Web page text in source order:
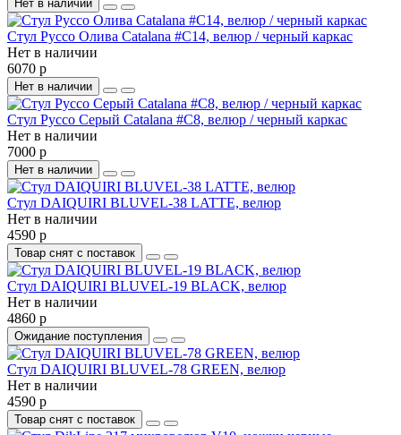
Нет в наличии
Стул Руссо Олива Catalana #C14, велюр / черный каркас
Нет в наличии
6070 р
Нет в наличии
Стул Руссо Серый Catalana #C8, велюр / черный каркас
Нет в наличии
7000 р
Нет в наличии
Стул DAIQUIRI BLUVEL-38 LATTE, велюр
Нет в наличии
4590 р
Товар снят с поставок
Стул DAIQUIRI BLUVEL-19 BLACK, велюр
Нет в наличии
4860 р
Ожидание поступления
Стул DAIQUIRI BLUVEL-78 GREEN, велюр
Нет в наличии
4590 р
Товар снят с поставок